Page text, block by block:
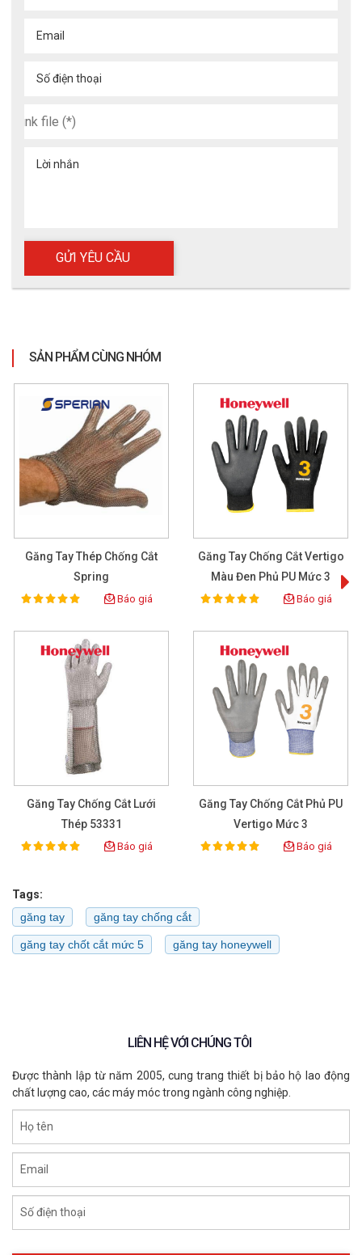
Email
Số điện thoại
Lời nhắn
SẢN PHẨM CÙNG NHÓM
Găng Tay Thép Chống Cắt
Spring
Rating:
100% Báo giá
Găng Tay Chống Cắt Vertigo
Màu Đen Phủ PU Mức 3
Rating:
100% Báo giá
Găng Tay Chống Cắt Lưới
Thép 53331
Rating:
100% Báo giá
Găng Tay Chống Cắt Phủ PU
Vertigo Mức 3
Rating:
100% Báo giá
Tags:
găng tay
găng tay chống cắt
găng tay chốt cắt mức 5 găng tay honeywell
LIÊN HỆ VỚI CHÚNG TÔI
Được thành lập từ năm 2005, cung trang thiết bị bảo hộ lao động
chất lượng cao, các máy móc trong ngành công nghiệp.
Họ tên
Email
Số điện thoại